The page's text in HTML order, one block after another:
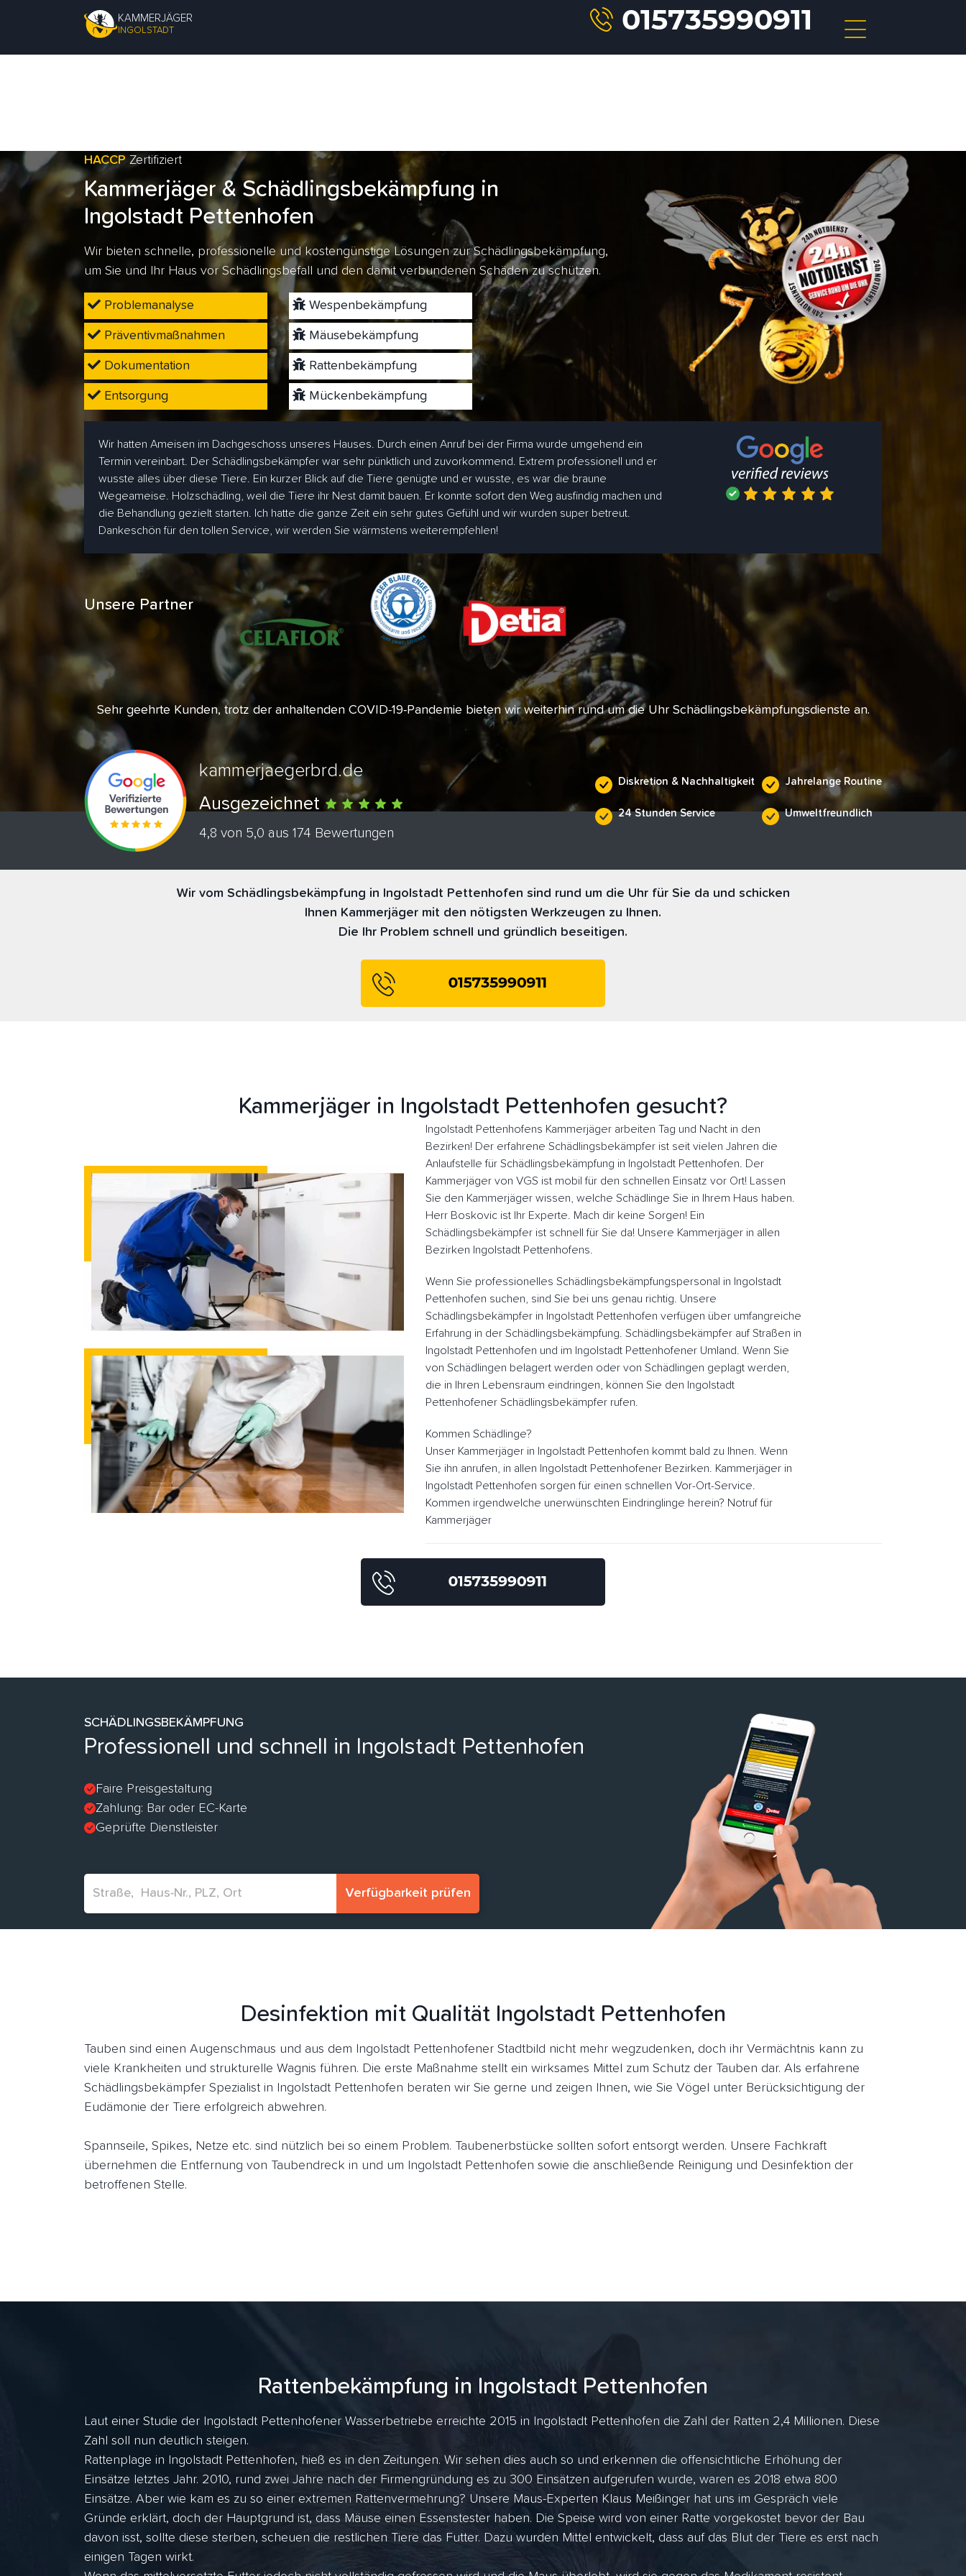
KAMMERJÄGER
INGOLSTADT
HACCP Zertifiziert
Kammerjäger & Schädlingsbekämpfung in
Ingolstadt Pettenhofen
Wir bieten schnelle, professionelle und kostengünstige Lösungen zur Schädlingsbekämpfung,
um Sie und Ihr Haus vor Schädlingsbefall und den damit verbundenen Schäden zu schützen.
Problemanalyse
Präventivmaßnahmen
Dokumentation
Entsorgung
Wespenbekämpfung
Mäusebekämpfung
Rattenbekämpfung
Mückenbekämpfung
Wir hatten Ameisen im Dachgeschoss unseres Hauses. Durch einen Anruf bei der Firma wurde umgehend ein
Termin vereinbart. Der Schädlingsbekämpfer war sehr pünktlich und zuvorkommend. Extrem professionell und er
wusste alles über diese Tiere. Ein kurzer Blick auf die Tiere genügte und er wusste, es war die braune
Wegeameise. Holzschädling, weil die Tiere ihr Nest damit bauen. Er konnte sofort den Weg ausfindig machen und
die Behandlung gezielt starten. Ich hatte die ganze Zeit ein sehr gutes Gefühl und wir wurden super betreut.
Dankeschön für den tollen Service, wir werden Sie wärmstens weiterempfehlen!
Unsere Partner
Sehr geehrte Kunden, trotz der anhaltenden COVID-19-Pandemie bieten wir weiterhin rund um die Uhr Schädlingsbekämpfungsdienste an.
kammerjaegerbrd.de
Ausgezeichnet
4,8 von 5,0 aus 174 Bewertungen
Diskretion & Nachhaltigkeit
24 Stunden Service
Jahrelange Routine
Umweltfreundlich
Wir vom Schädlingsbekämpfung in Ingolstadt Pettenhofen sind rund um die Uhr für Sie da und schicken
Ihnen Kammerjäger mit den nötigsten Werkzeugen zu Ihnen.
Die Ihr Problem schnell und gründlich beseitigen.
Kammerjäger in Ingolstadt Pettenhofen gesucht?
Ingolstadt Pettenhofens Kammerjäger arbeiten Tag und Nacht in den
Bezirken! Der erfahrene Schädlingsbekämpfer ist seit vielen Jahren die
Anlaufstelle für Schädlingsbekämpfung in Ingolstadt Pettenhofen. Der
Kammerjäger von VGS ist mobil für den schnellen Einsatz vor Ort! Lassen
Sie den Kammerjäger wissen, welche Schädlinge Sie in Ihrem Haus haben.
Herr Boskovic ist Ihr Experte. Mach dir keine Sorgen! Ein
Schädlingsbekämpfer ist schnell für Sie da! Unsere Kammerjäger in allen
Bezirken Ingolstadt Pettenhofens.
Wenn Sie professionelles Schädlingsbekämpfungspersonal in Ingolstadt
Pettenhofen suchen, sind Sie bei uns genau richtig. Unsere
Schädlingsbekämpfer in Ingolstadt Pettenhofen verfügen über umfangreiche
Erfahrung in der Schädlingsbekämpfung. Schädlingsbekämpfer auf Straßen in
Ingolstadt Pettenhofen und im Ingolstadt Pettenhofener Umland. Wenn Sie
von Schädlingen belagert werden oder von Schädlingen geplagt werden,
die in Ihren Lebensraum eindringen, können Sie den Ingolstadt
Pettenhofener Schädlingsbekämpfer rufen.
Kommen Schädlinge?
Unser Kammerjäger in Ingolstadt Pettenhofen kommt bald zu Ihnen. Wenn
Sie ihn anrufen, in allen Ingolstadt Pettenhofener Bezirken. Kammerjäger in
Ingolstadt Pettenhofen sorgen für einen schnellen Vor-Ort-Service.
Kommen irgendwelche unerwünschten Eindringlinge herein? Notruf für
Kammerjäger
SCHÄDLINGSBEKÄMPFUNG
Professionell und schnell in Ingolstadt Pettenhofen
Faire Preisgestaltung
Zahlung: Bar oder EC-Karte
Geprüfte Dienstleister
Verfügbarkeit prüfen
Desinfektion mit Qualität Ingolstadt Pettenhofen
Tauben sind einen Augenschmaus und aus dem Ingolstadt Pettenhofener Stadtbild nicht mehr wegzudenken, doch ihr Vermächtnis kann zu
viele Krankheiten und strukturelle Wagnis führen. Die erste Maßnahme stellt ein wirksames Mittel zum Schutz der Tauben dar. Als erfahrene
Schädlingsbekämpfer Spezialist in Ingolstadt Pettenhofen beraten wir Sie gerne und zeigen Ihnen, wie Sie Vögel unter Berücksichtigung der
Eudämonie der Tiere erfolgreich abwehren.
Spannseile, Spikes, Netze etc. sind nützlich bei so einem Problem. Taubenerbstücke sollten sofort entsorgt werden. Unsere Fachkraft
übernehmen die Entfernung von Taubendreck in und um Ingolstadt Pettenhofen sowie die anschließende Reinigung und Desinfektion der
betroffenen Stelle.
Rattenbekämpfung in Ingolstadt Pettenhofen
Laut einer Studie der Ingolstadt Pettenhofener Wasserbetriebe erreichte 2015 in Ingolstadt Pettenhofen die Zahl der Ratten 2,4 Millionen. Diese
Zahl soll nun deutlich steigen.
Rattenplage in Ingolstadt Pettenhofen, hieß es in den Zeitungen. Wir sehen dies auch so und erkennen die offensichtliche Erhöhung der
Einsätze letztes Jahr. 2010, rund zwei Jahre nach der Firmengründung es zu 300 Einsätzen aufgerufen wurde, waren es 2018 etwa 800
Einsätze. Aber wie kam es zu so einer extremen Rattenvermehrung? Unsere Maus-Experten Klaus Meißinger hat uns im Gespräch viele
Gründe erklärt, doch der Hauptgrund ist, dass Mäuse einen Essenstester haben. Die Speise wird von einer Ratte vorgekostet bevor der Bau
davon isst, sollte diese sterben, scheuen die restlichen Tiere das Futter. Dazu wurden Mittel entwickelt, dass auf das Blut der Tiere es erst nach
einigen Tagen wirkt.